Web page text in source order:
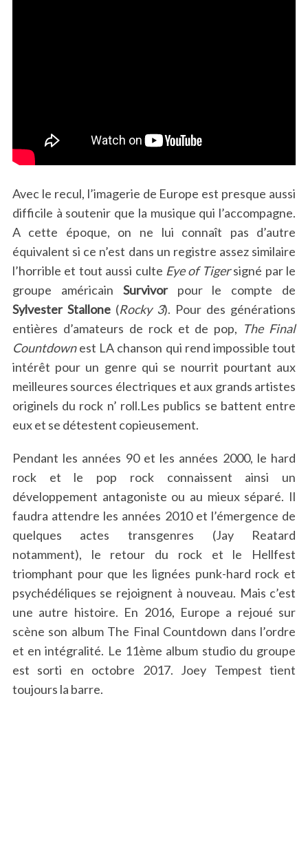
Avec le recul, l’imagerie de Europe est presque aussi
difficile à soutenir que la musique qui l’accompagne.
A cette époque, on ne lui connaît pas d’autre
équivalent si ce n’est dans un registre assez similaire
l’horrible et tout aussi culte Eye of Tigersigné par le
groupe américain Survivorpour le compte de
Sylvester Stallone(Rocky 3). Pour des générations
entières d’amateurs de rock et de pop, The Final
Countdownest LA chanson qui rend impossible tout
intérêt pour un genre qui se nourrit pourtant aux
meilleures sources électriques et aux grands artistes
originels du rock n’ roll.Les publics se battent entre
eux et se détestent copieusement.
Pendant les années 90 et les années 2000, le hard
rock et le pop rock connaissent ainsi un
développement antagoniste ou au mieux séparé. Il
faudra attendre les années 2010 et l’émergence de
quelques actes transgenres (Jay Reatard
notamment), le retour du rock et le Hellfest
triomphant pour que les lignées punk-hard rock et
psychédéliques se rejoignent à nouveau. Mais c’est
une autre histoire. En 2016, Europe a rejoué sur
scène son album The Final Countdown dans l’ordre
et en intégralité. Le 11ème album studio du groupe
est sorti en octobre 2017. Joey Tempest tient
toujours la barre.